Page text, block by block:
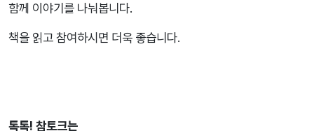
함께 이야기를 나눠봅니다.
책을 읽고 참여하시면 더욱 좋습니다.
톡톡! 참토크는